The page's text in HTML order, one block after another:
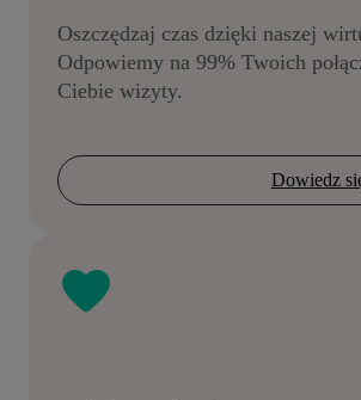
Oszczędzaj czas dzięki naszej
Odpowiemy na 99% Twoich
Ciebie wizyty.
Dowiedz